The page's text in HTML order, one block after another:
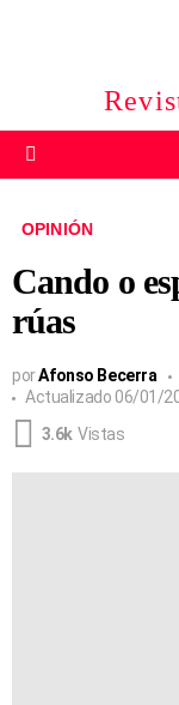
OPINIÓN
Cando o
rúas
porAfonso Becerra
Actualizado 06/01/
3.6k Vistas